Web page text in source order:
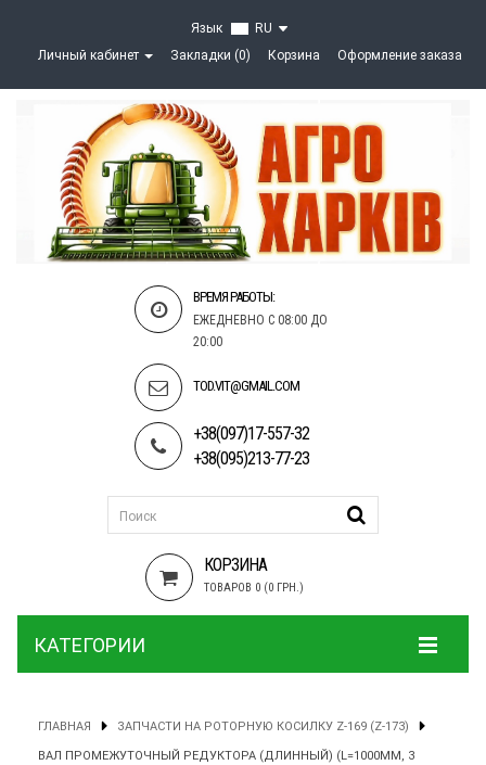
Язык
RU
Личный кабинет
Закладки (0) Корзина Оформление заказа
ВРЕМЯ РАБОТЫ:
ЕЖЕДНЕВНО С 08:00 ДО
20:00
TOD.VIT@GMAIL.COM
+38(097)17-557-32
+38(095)213-77-23
КОРЗИНА
ТОВАРОВ 0 (0 ГРН.)
КАТЕГОРИИ
ГЛАВНАЯ ЗАПЧАСТИ НА РОТОРНУЮ КОСИЛКУ Z-169 (Z-173)
ВАЛ ПРОМЕЖУТОЧНЫЙ РЕДУКТОРА (ДЛИННЫЙ) (L=1000ММ, 3